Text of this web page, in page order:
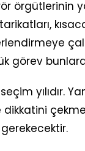
örgütlerinin
görev
yılıdır.